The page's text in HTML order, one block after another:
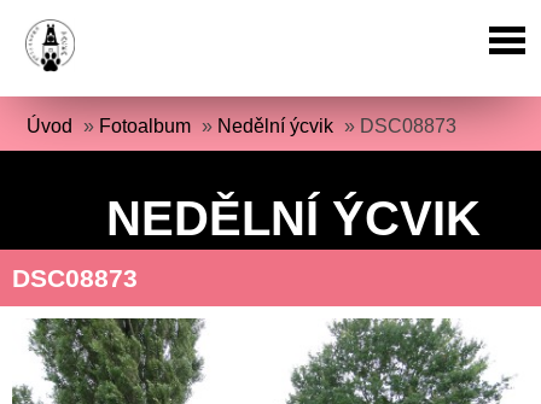
Úvod » Fotoalbum » Nedělní ýcvik » DSC08873
NEDĚLNÍ ÝCVIK
DSC08873